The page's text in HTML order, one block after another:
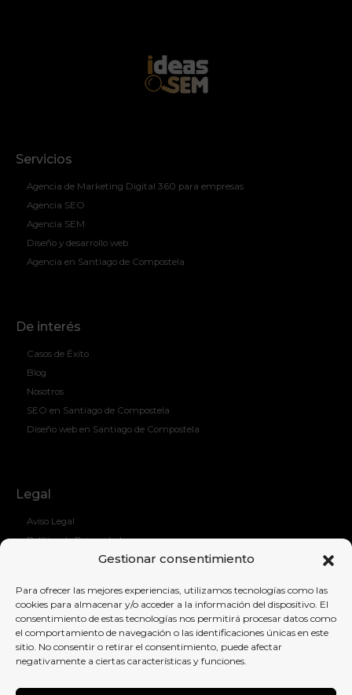
Gestionar consentimiento
Para ofrecer las mejores experiencias, utilizamos tecnologías como las
cookies para almacenar y/o acceder a la información del dispositivo. El
consentimiento de estas tecnologías nos permitirá procesar datos como
el comportamiento de navegación o las identificaciones únicas en este
sitio. No consentir o retirar el consentimiento, puede afectar
negativamente a ciertas características y funciones.
Servicios
Agencia de Marketing Digital 360 para empresas
Agencia SEO
Agencia SEM
Diseño y desarrollo web
Agencia en Santiago de Compostela
De interés
Casos de Éxito
Blog
Nosotros
SEO en Santiago de Compostela
Diseño web en Santiago de Compostela
Legal
Aviso Legal
Política de Privacidad
Política de Cockies
Contáctanos
contacto@ideassem.com